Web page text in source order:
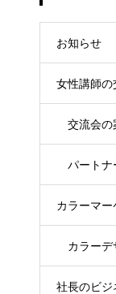
お知らせ
女性講師の
交流会の
パートナ
カラーマ
カラーデ
社長のビジ